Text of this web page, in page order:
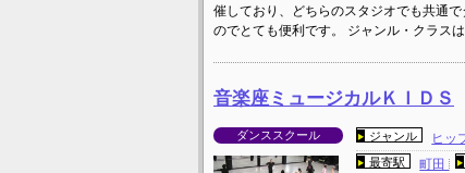
催しており、どちらのスタジオでも共通
のでとても便利です。 ジャンル・クラス
音楽座ミュージカルＫＩＤＳ
ダンススクール ジャンル ヒッ
最寄駅 町田